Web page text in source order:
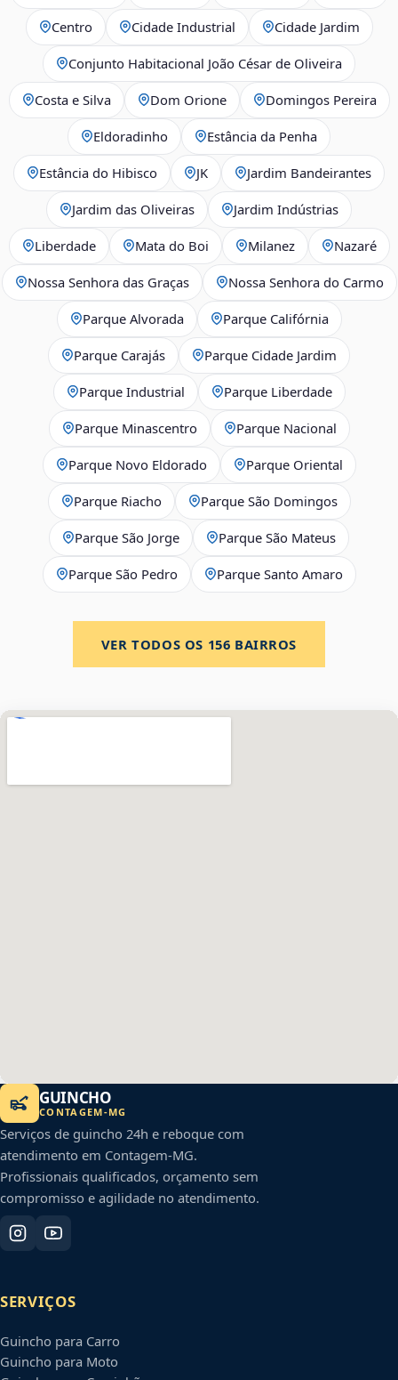
Centro Cidade Industrial Cidade Jardim
Conjunto Habitacional João César de Oliveira
Costa e Silva Dom Orione Domingos Pereira
Eldoradinho Estância da Penha
Estância do Hibisco JK Jardim Bandeirantes
Jardim das Oliveiras Jardim Indústrias
Liberdade Mata do Boi Milanez Nazaré
Nossa Senhora das Graças Nossa Senhora do Carmo
Parque Alvorada Parque Califórnia
Parque Carajás Parque Cidade Jardim
Parque Industrial Parque Liberdade
Parque Minascentro Parque Nacional
Parque Novo Eldorado Parque Oriental
Parque Riacho Parque São Domingos
Parque São Jorge Parque São Mateus
Parque São Pedro Parque Santo Amaro
VER TODOS OS 156 BAIRROS
GUINCHO
CONTAGEM-MG
Serviços de guincho 24h e reboque com
atendimento em Contagem-MG.
Profissionais qualificados, orçamento sem
compromisso e agilidade no atendimento.
SERVIÇOS
Guincho para Carro
Guincho para Moto